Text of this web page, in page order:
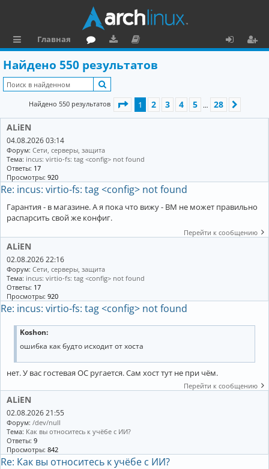
ы
л
и
Главная
ру
м
ру
зк
и
е
ц
и
я
Найдено 550 результатов
Найдено 550 результатов Страница из28
1 2 3 4 5 … 28
ALiEN
04.08.2026 03:14
Форум: Сети, серверы, защита
Тема: incus: virtio-fs: tag <config> not found
Ответы: 17
Просмотры: 920
Re: incus: virtio-fs: tag <config> not found
Гарантия - в магазине. А я пока что вижу - ВМ не может правильно
распарсить свой же конфиг.
Перейти к сообщению
ALiEN
02.08.2026 22:16
Форум: Сети, серверы, защита
Тема: incus: virtio-fs: tag <config> not found
Ответы: 17
Просмотры: 920
Re: incus: virtio-fs: tag <config> not found
Koshon:
ошибка как будто исходит от хоста
нет. У вас гостевая ОС ругается. Сам хост тут не при чём.
Перейти к сообщению
ALiEN
02.08.2026 21:55
Форум: /dev/null
Тема: Как вы относитесь к учёбе с ИИ?
Ответы: 9
Просмотры: 842
Re: Как вы относитесь к учёбе с ИИ?